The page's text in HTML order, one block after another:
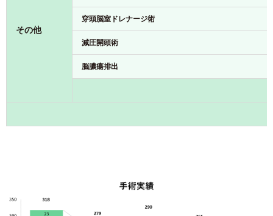
その他
穿頭脳室ドレナージ術
減圧開頭術
脳膿瘍排出